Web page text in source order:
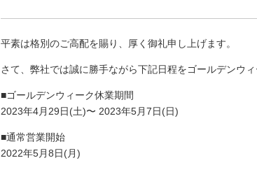
平素は格別のご高配を賜り、厚く御礼申し上げます。
さて、弊社では誠に勝手ながら下記日程をゴールデンウ
■ゴールデンウィーク休業期間
2023年4月29日(土)〜 2023年5月7日(日)
■通常営業開始
2022年5月8日(月)